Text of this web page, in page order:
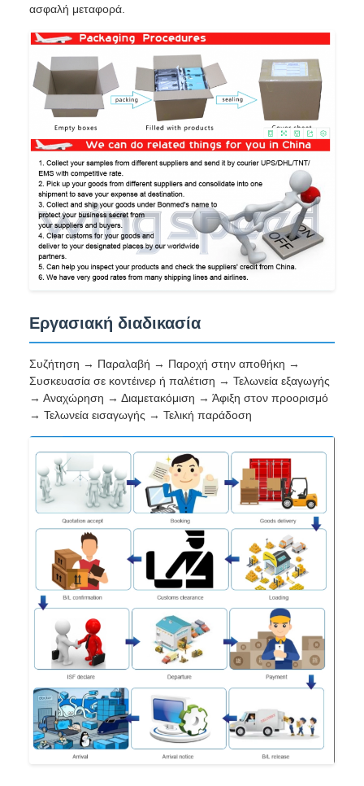
ασφαλή μεταφορά.
Εργασιακή διαδικασία
Συζήτηση → Παραλαβή → Παροχή στην αποθήκη →
Συσκευασία σε κοντέινερ ή παλέτιση → Τελωνεία εξαγωγής
→ Αναχώρηση → Διαμετακόμιση → Άφιξη στον προορισμό
→ Τελωνεία εισαγωγής → Τελική παράδοση